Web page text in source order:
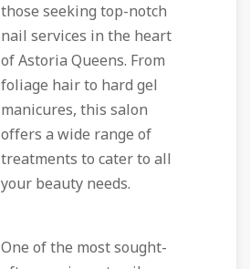
those seeking top-notch
nail services in the heart
of Astoria Queens. From
foliage hair to hard gel
manicures, this salon
offers a wide range of
treatments to cater to all
your beauty needs.
One of the most sought-